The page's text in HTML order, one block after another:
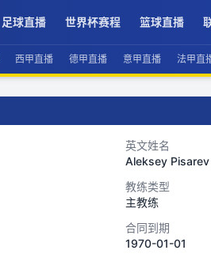
足球直播 世界杯赛程 篮球直播
西甲直播 德甲直播 意甲直播 法甲直
英文姓名
Aleksey Pisarev
教练类型
主教练
合同到期
1970-01-01